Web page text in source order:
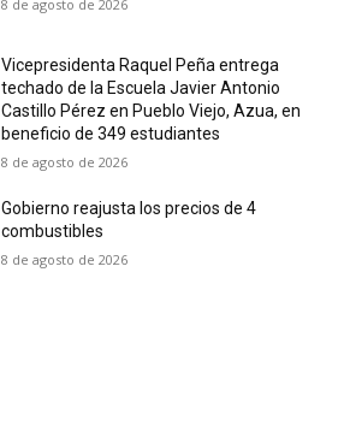
8 de agosto de 2026
Vicepresidenta Raquel Peña entrega
techado de la Escuela Javier Antonio
Castillo Pérez en Pueblo Viejo, Azua, en
beneficio de 349 estudiantes
8 de agosto de 2026
Gobierno reajusta los precios de 4
combustibles
8 de agosto de 2026